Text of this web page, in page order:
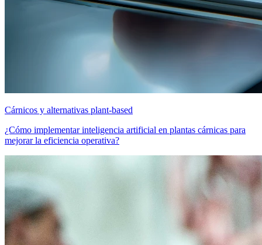
Cárnicos y alternativas plant-based
¿Cómo implementar inteligencia artificial en plantas cárnicas para
mejorar la eficiencia operativa?